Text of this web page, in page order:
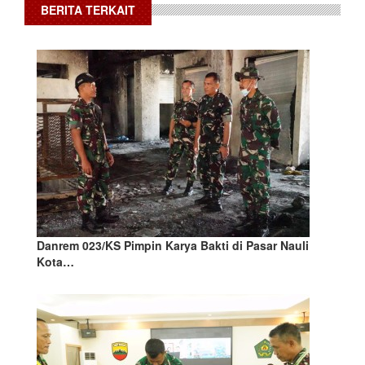
BERITA TERKAIT
Danrem 023/KS Pimpin Karya Bakti di Pasar Nauli
Kota…